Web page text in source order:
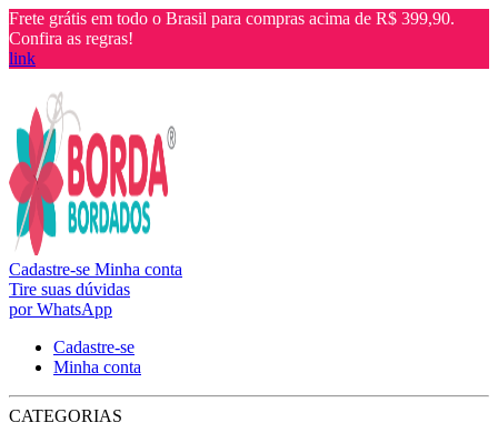
Frete grátis em todo o Brasil para compras acima de R$ 399,90.
Confira as regras!
link
Cadastre-se Minha conta
Tire suas dúvidas
por WhatsApp
Cadastre-se
Minha conta
CATEGORIAS